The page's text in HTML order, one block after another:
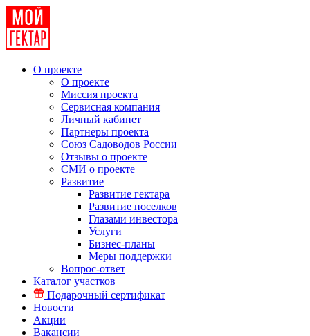
О проекте
О проекте
Миссия проекта
Сервисная компания
Личный кабинет
Партнеры проекта
Союз Садоводов России
Отзывы о проекте
СМИ о проекте
Развитие
Развитие гектара
Развитие поселков
Глазами инвестора
Услуги
Бизнес-планы
Меры поддержки
Вопрос-ответ
Каталог участков
Подарочный сертификат
Новости
Акции
Вакансии